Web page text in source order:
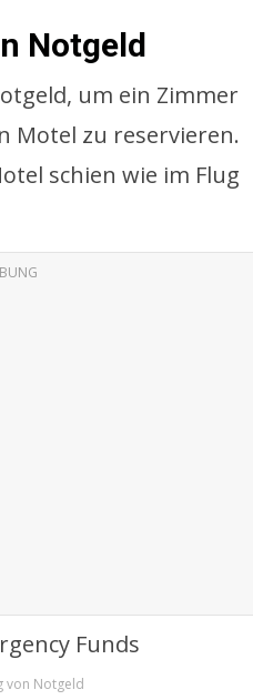
Notgeld
um ein Zimmer
Motel zu reservieren.
schien wie im Flug
von Notgeld